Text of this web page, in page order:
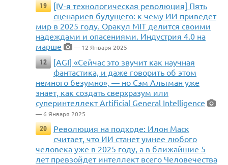
19
[IV-я технологическая революция] Пять
сценариев будущего: к чему ИИ приведет
мир в 2025 году. Оракул MIT делится своими
надеждами и опасениями. Индустрия 4.0 на
марше
— 12 Января 2025
12
[AGI] «Сейчас это звучит как научная
фантастика, и даже говорить об этом
немного безумно», — но Сэм Альтман уже
знает, как создать сверхразум или
суперинтеллект Artificial General Intelligence
— 6 Января 2025
20
Революция на подходе: Илон Маск
считает, что ИИ станет умнее любого
человека уже в 2025 году, а в ближайшие 5
лет превзойдет интеллект всего Человечества